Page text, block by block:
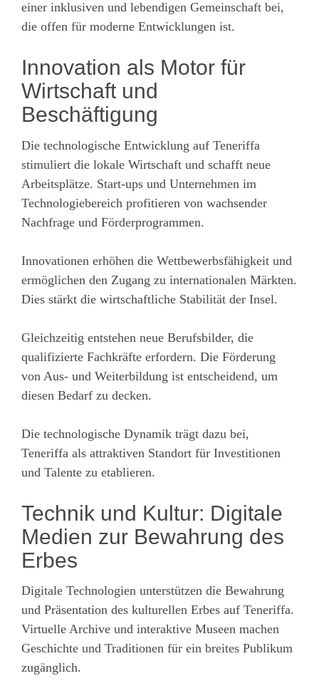
einer inklusiven und lebendigen Gemeinschaft bei,
die offen für moderne Entwicklungen ist.
Innovation als Motor für
Wirtschaft und
Beschäftigung
Die technologische Entwicklung auf Teneriffa
stimuliert die lokale Wirtschaft und schafft neue
Arbeitsplätze. Start-ups und Unternehmen im
Technologiebereich profitieren von wachsender
Nachfrage und Förderprogrammen.
Innovationen erhöhen die Wettbewerbsfähigkeit und
ermöglichen den Zugang zu internationalen Märkten.
Dies stärkt die wirtschaftliche Stabilität der Insel.
Gleichzeitig entstehen neue Berufsbilder, die
qualifizierte Fachkräfte erfordern. Die Förderung
von Aus- und Weiterbildung ist entscheidend, um
diesen Bedarf zu decken.
Die technologische Dynamik trägt dazu bei,
Teneriffa als attraktiven Standort für Investitionen
und Talente zu etablieren.
Technik und Kultur: Digitale
Medien zur Bewahrung des
Erbes
Digitale Technologien unterstützen die Bewahrung
und Präsentation des kulturellen Erbes auf Teneriffa.
Virtuelle Archive und interaktive Museen machen
Geschichte und Traditionen für ein breites Publikum
zugänglich.